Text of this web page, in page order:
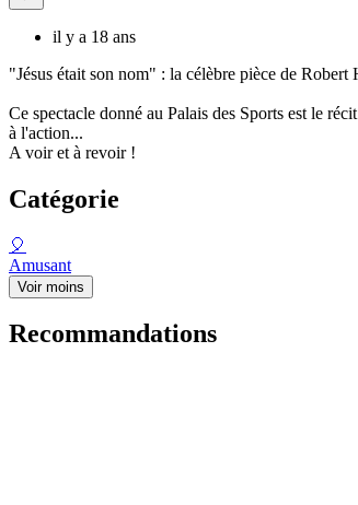
il y a 18 ans
"Jésus était son nom" : la célèbre pièce de
Ce spectacle donné au Palais des Sports est le
à l'action...
A voir et à revoir !
Catégorie
🎈
Amusant
Voir moins
Recommandations